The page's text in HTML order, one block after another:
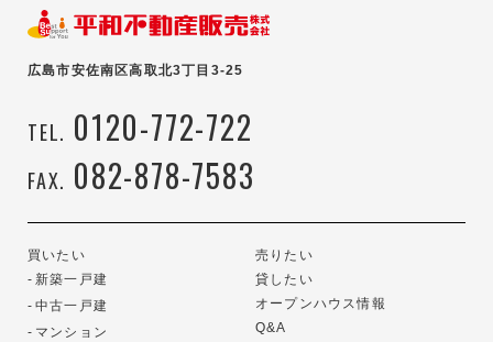
広島市安佐南区高取北3丁目3-25
TEL. 0120-772-722
FAX. 082-878-7583
買いたい
新築一戸建
中古一戸建
マンション
売りたい
貸したい
オープンハウス情報
Q&A